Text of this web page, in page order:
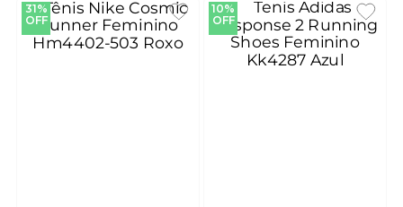
31%
OFF
10%
OFF